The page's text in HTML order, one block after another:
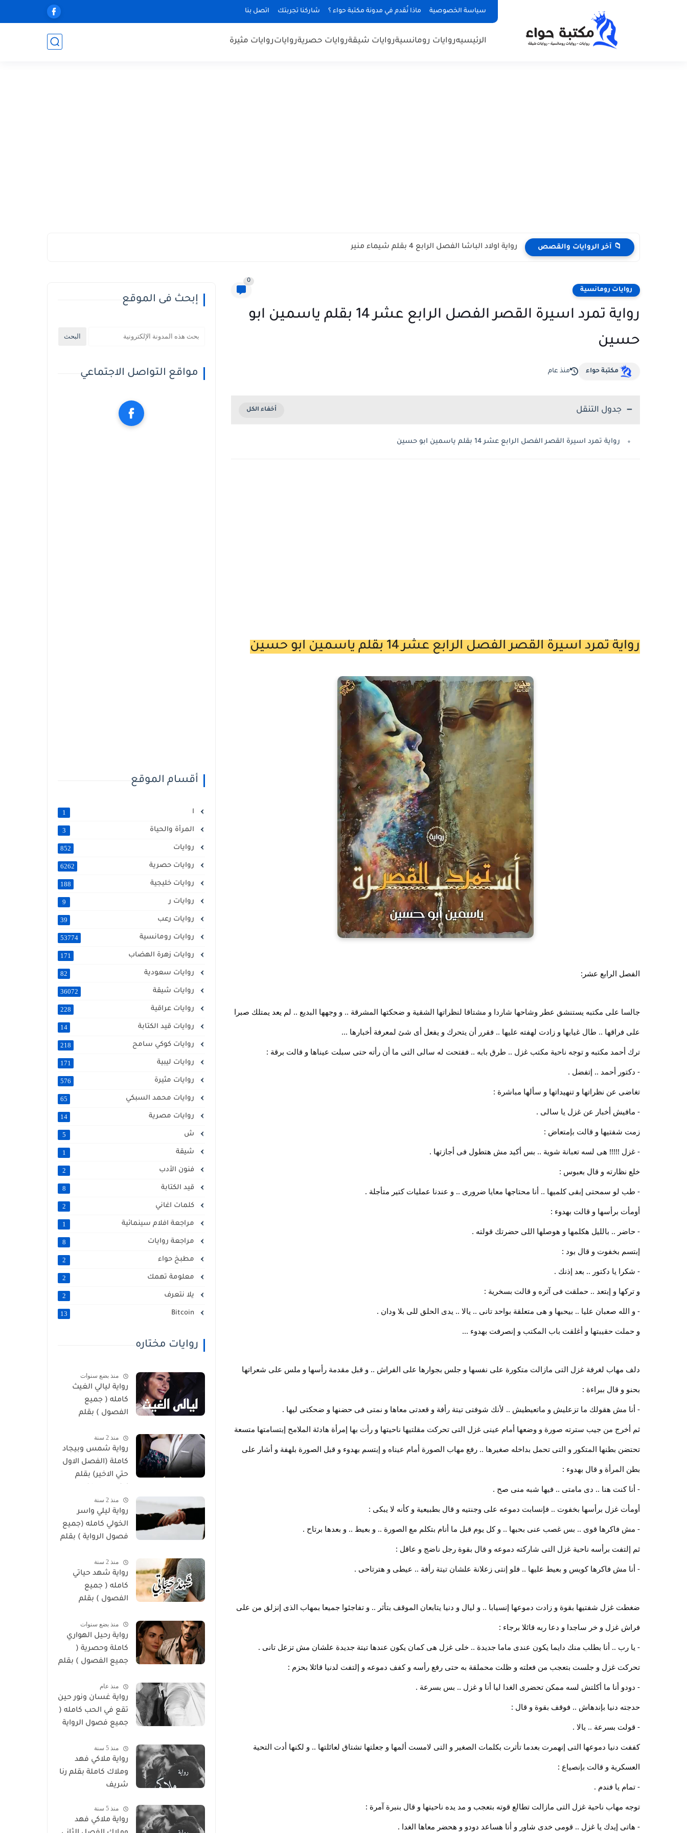
سياسة الخصوصية ماذا نُقدم في مدونة مكتبة حواء ؟ شاركنا تجربتك اتصل بنا
الرئيسيهروايات رومانسيةروايات شيقةروايات حصريةرواياتروايات مثيرة
📁 آخر الروايات والقصص رواية اولاد الباشا الفصل الرابع 4 بقلم شيماء منير
روايات رومانسية
0
رواية تمرد اسيرة القصر الفصل الرابع عشر 14 بقلم ياسمين ابو
حسين
مكتبة حواء منذ عام
جدول التنقل
رواية تمرد اسيرة القصر الفصل الرابع عشر 14 بقلم ياسمين ابو حسين
رواية تمرد اسيرة القصر الفصل الرابع عشر 14 بقلم ياسمين ابو حسين
الفصل الرابع عشر:
جالسا على مكتبه يستنشق عطر وشاحها شاردا و مشتاقا لنظراتها الشقية و ضحكتها المشرقة .. و وجهها البديع .. لم يعد يمتلك صبرا
على فراقها .. طال غيابها و زادت لهفته عليها .. فقرر أن يتحرك و يفعل أى شئ لمعرفة أخبارها ...
ترك أحمد مكتبه و توجه ناحية مكتب غزل .. طرق بابه .. ففتحت له سالى التى ما أن رأته حتى سبلت عيناها و قالت برقة :
- دكتور أحمد .. إتفضل .
تغاضى عن نظراتها و تنهيداتها و سألها مباشرة :
- مافيش أخبار عن غزل يا سالى .
زمت شفتيها و قالت بإمتعاض :
- غزل !!!!! هى لسه تعبانة شوية .. بس أكيد مش هتطول فى أجازتها .
خلع نظارته و قال بعبوس :
- طب لو سمحتى إبقى كلميها .. أنا محتاجها معايا ضرورى .. و عندنا عمليات كتير متأجلة .
أومأت برأسها و قالت بهدوء :
- حاضر .. بالليل هكلمها و هوصلها اللى حضرتك قولته .
إبتسم بخفوت و قال بود :
- شكرا يا دكتور .. بعد إذنك .
و تركها و إبتعد .. حملقت فى آثره و قالت بسخرية :
- و الله صعبان عليا .. بيحبها و هى متعلقة بواحد تانى .. يالا .. يدى الحلق للى بلا ودان .
و حملت حقيبتها و أغلقت باب المكتب و إنصرفت بهدوء ...
دلف مهاب لغرفة غزل التى مازالت متكورة على نفسها و جلس بجوارها على الفراش .. و قبل مقدمة رأسها و ملس على شعراتها
بحنو و قال ببراءة :
- أنا مش هقولك ما تزعليش و ماتعيطيش .. لأنك شوفتى تيتة رأفة و قعدتى معاها و نمتى فى حضنها و ضحكتى ليها .
ثم أخرج من جيب سترته صورة و وضعها أمام عينى غزل التى تحركت مقلتيها ناحيتها و رأت بها إمرأة هادئة الملامح إبتسامتها متسعة
تحتضن بطنها المتكور و التى تحمل بداخله صغيرها .. رفع مهاب الصورة أمام عيناه و إبتسم بهدوء و قبل الصورة بلهفة و أشار على
بطن المرأة و قال بهدوء :
- أنا كنت هنا .. دى مامتى .. فيها شبه منى صح .
أومأت غزل برأسها بخفوت .. فإنسابت دموعه على وجنتيه و قال بطبيعية و كأنه لا يبكى :
- مش فاكرها قوى .. بس غصب عنى بحبها .. و كل يوم قبل ما أنام بتكلم مع الصورة .. و بعيط .. و بعدها برتاح .
ثم إلتفت برأسه ناحية غزل التى شاركته دموعه و قال بقوة رجل ناضج و عاقل :
- أنا مش فاكرها كويس و بعيط عليها .. فلو إنتى زعلانة علشان تيتة رأفة .. عيطى و هترتاحى .
ضغطت غزل شفتيها بقوة و زادت دموعها إنسيابا .. و ليال و دنيا يتابعان الموقف بتأثر .. و تفاجئوا جميعا بمهاب الذى إنزلق من على
فراش غزل و خر ساجدا و دعا ربه قائلا برجاء :
- يا رب .. أنا بطلب منك دايما يكون عندى ماما جديدة .. خلى غزل هى كمان يكون عندها تيتة جديدة علشان مش تزعل تانى .
تحركت غزل و جلست بتعجب من فعلته و ظلت محملقة به حتى رفع رأسه و كفف دموعه و إلتفت لدنيا قائلا بحزم :
- دودو أنا ما أكلتش لسه ممكن تحضرى الغدا ليا أنا و غزل .. بس بسرعة .
حدجته دنيا بإندهاش .. فوقف بقوة و قال :
- قولت بسرعة .. يالا .
كففت دنيا دموعها التى إنهمرت بعدما تأثرت بكلمات الصغير و التى لامست ألمها و جعلتها تشتاق لعائلتها .. و لكنها أدت التحية
العسكرية و قالت بإنصياع :
- تمام يا فندم .
توجه مهاب ناحية غزل التى مازالت تطالع قوته بتعجب و مد يده ناحيتها و قال بنبرة آمرة :
- هاتى إيدك يا غزل .. قومى خدى شاور و أنا هساعد دودو و هحضر معاها الغدا .
إبحث فى الموقع
مواقع التواصل الاجتماعي
أقسام الموقع
ا 1
المرأة والحياة 3
روايات 852
روايات حصرية 6262
روايات خليجية 188
روايات ر 9
روايات رعب 39
روايات رومانسية 53774
روايات زهرة الهضاب 171
روايات سعودية 82
روايات شيقة 36072
روايات عراقية 228
روايات قيد الكتابة 14
روايات كوكي سامح 218
روايات ليبية 171
روايات مثيرة 576
روايات محمد السبكي 65
روايات مصرية 14
ش 5
شيقة 1
فنون الأدب 2
قيد الكتابة 8
كلمات اغاني 2
مراجعة افلام سينمائية 1
مراجعة روايات 8
مطبخ حواء 2
معلومة تهمك 2
يلا نتعرف 2
13
روايات مختاره
منذ بضع سنوات
رواية ليالي الغيث
كامله ( جميع
الفصول ) بقلم
منذ 2 سنة
رواية شمس وبيجاد
كاملة (الفصل الاول
حتي الاخير) بقلم
منذ 2 سنة
رواية ليلي واسر
الخولي كامله (جميع
فصول الرواية ) بقلم
منذ 2 سنة
رواية شهد حياتي
كامله ( جميع
الفصول ) بقلم
منذ بضع سنوات
رواية رحيل الهواري
كاملة وحصرية (
جميع الفصول ) بقلم
منذ عام
رواية غسان ونور حين
تقع في الحب كامله (
جميع فصول الرواية
منذ 5 سنة
رواية ملاكي فهد
وملاك كاملة بقلم رنا
شريف
منذ 5 سنة
رواية ملاكي فهد